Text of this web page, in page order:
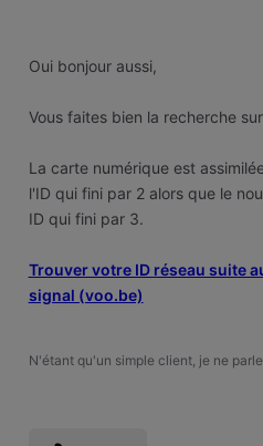
Oui bonjour aussi,
Vous faites bien la recherche
La carte numérique est
l'ID qui fini par 2 alors que le
ID qui fini par 3.
Trouver votre ID réseau suite
signal (voo.be)
N'étant qu'un simple client, je ne